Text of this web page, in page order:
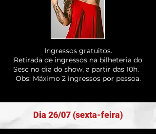
Ingressos gratuitos.
Retirada de ingressos na bilheteria do
Sesc no dia do show, a partir das 10h.
Obs: Máximo 2 ingressos por pessoa.
Dia 26/07 (sexta-feira)